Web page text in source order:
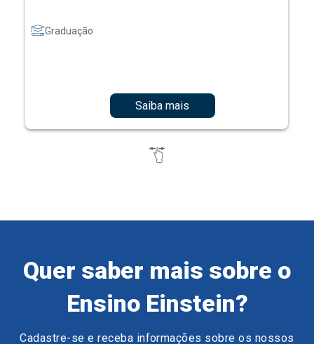
Graduação
Saiba mais
Quer saber mais sobre o
Ensino Einstein?
Cadastre-se e receba informações sobre os nossos